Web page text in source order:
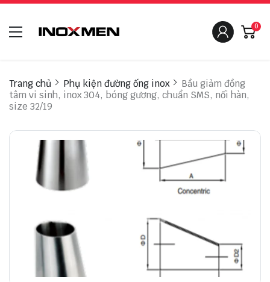
0
Trang chủ Phụ kiện đường ống inox
Bầu giảm đồng
tâm vi sinh, inox 304, bóng gương, chuẩn SMS, nối hàn,
size 32/19